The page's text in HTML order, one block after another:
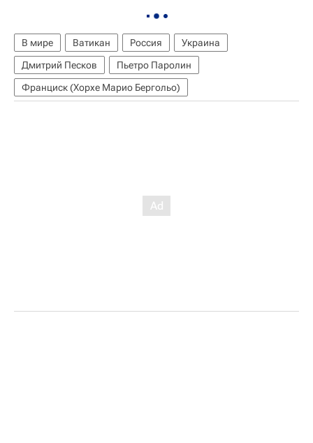
В мире Ватикан Россия
Украина
Дмитрий Песков
Пьетро Паролин
Франциск (Хорхе Марио Бергольо)